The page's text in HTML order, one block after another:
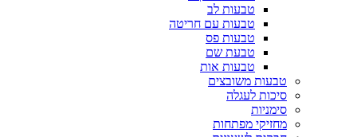
טבעות לב
טבעות עם חריטה
טבעות פס
טבעת שם
טבעות אות
טבעות משובצים
סיכות לעגלה
סימניות
מחזיקי מפתחות